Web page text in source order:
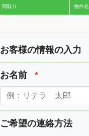
間取り 物件名
お客様の情報の入力
お名前 *
ご希望の連絡方法